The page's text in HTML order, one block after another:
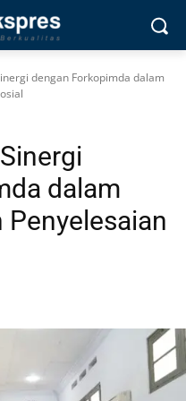
dengan Forkopimda dalam
dalam